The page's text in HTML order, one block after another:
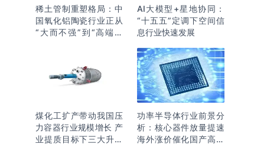
稀土管制重塑格局：中
国氧化铝陶瓷行业正从
“大而不强”到“高端突
AI大模型+星地协同：
“十五五”定调下空间信
息行业快速发展
煤化工扩产带动我国压
力容器行业规模增长 产
业提质目标下三大升级
功率半导体行业前景分
析：核心器件放量提速
海外涨价催化国产高端